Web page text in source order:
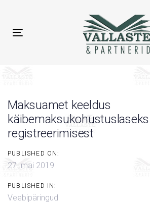
primary
Toggle
Maksuamet keeldus
käibemaksukohustuslaseks
registreerimisest
PUBLISHED ON:
27. mai 2019
PUBLISHED IN:
Veebipäringud